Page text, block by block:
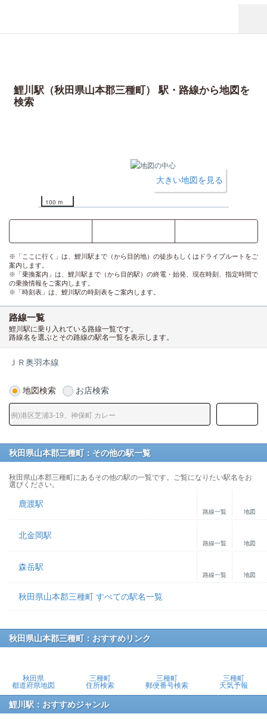
鯉川駅（秋田県山本郡三種町） 駅・路線から地図を
検索
100 m
大きい地図を見る
※「ここに行く」は、鯉川駅まで（から目的地）の徒歩もしくはドライブルートをご
案内します。
※「乗換案内」は、鯉川駅まで（から目的駅）の終電・始発、現在時刻、指定時間で
の乗換情報をご案内します。
※「時刻表」は、鯉川駅の時刻表をご案内します。
路線一覧
鯉川駅に乗り入れている路線一覧です。
路線名を選ぶとその路線の駅名一覧を表示します。
ＪＲ奥羽本線
地図検索 お店検索
秋田県山本郡三種町：その他の駅一覧
秋田県山本郡三種町にあるその他の駅の一覧です。ご覧になりたい駅名をお
選びください。
鹿渡駅
路線一覧 地図
北金岡駅
路線一覧 地図
森岳駅
路線一覧 地図
秋田県山本郡三種町 すべての駅名一覧
秋田県山本郡三種町：おすすめリンク
秋田県
都道府県地図
三種町
住所検索
三種町
郵便番号検索
三種町
天気予報
鯉川駅：おすすめジャンル